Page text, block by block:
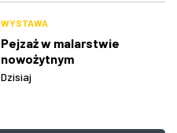
WYSTAWA
Pejzaż w malarstwie
nowożytnym
Dzisiaj